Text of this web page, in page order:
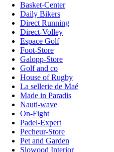
Basket-Center
Daily Bikers
Direct Running
Direct-Volley
Espace Golf
Foot-Store
Galopp-Store
Golf and co
House of Rugby
La sellerie de Maé
Made in Paradis
Nauti-wave
On-Fight
Padel-Expert
Pecheur-Store
Pet and Garden
Slowood Interior